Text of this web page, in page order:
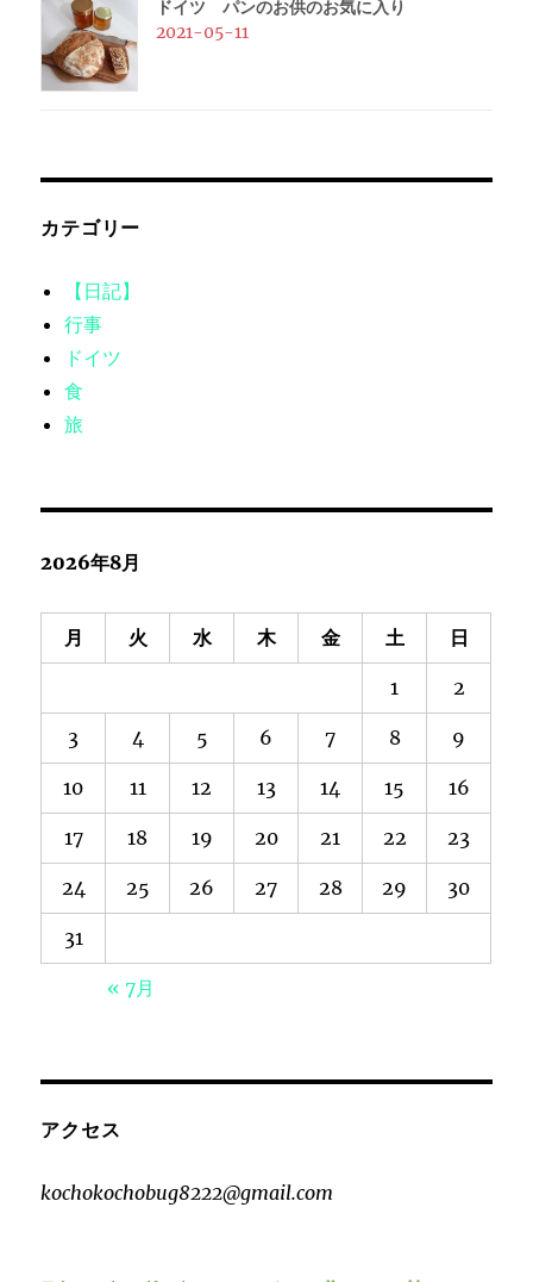
ドイツ パンのお供のお気に入り
2021-05-11
カテゴリー
【日記】
行事
ドイツ
食
旅
2026年8月
月 火 水 木 金 土 日
1 2
3 4 5 6 7 8 9
10 11 12 13 14 15 16
17 18 19 20 21 22 23
24 25 26 27 28 29 30
31
« 7月
アクセス
kochokochobug8222@gmail.com